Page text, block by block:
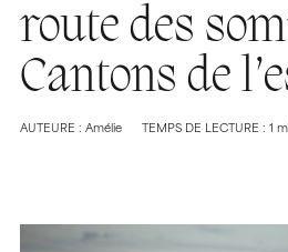
route des
Cantons de
AUTEURE : Amélie TEMPS DE LECTURE : 1